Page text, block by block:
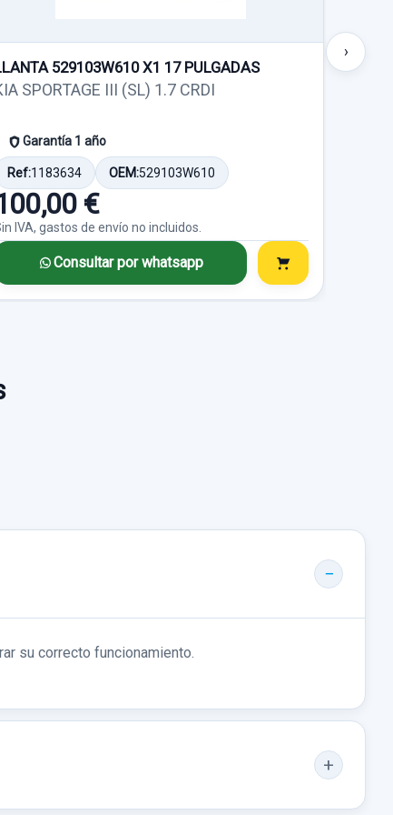
529103W610 X1 17 PULGADAS
SPORTAGE III (SL) 1.7 CRDI
Garantía 1 año
Ref:1183634 OEM:529103W610
€
IVA, gastos de envío no incluidos.
Consultar por whatsapp
›
su correcto funcionamiento.